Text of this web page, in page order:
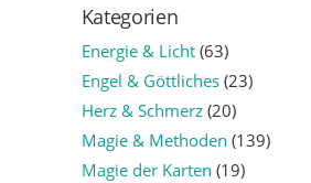
Kategorien
Energie & Licht(63)
Engel & Göttliches(23)
Herz & Schmerz(20)
Magie & Methoden (139)
Magie der Karten (19)